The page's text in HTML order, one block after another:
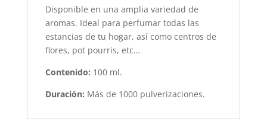
Disponible en una amplia variedad de
aromas. Ideal para perfumar todas las
estancias de tu hogar, así como centros de
flores, pot pourris, etc…
Contenido: 100 ml.
Duración: Más de 1000 pulverizaciones.